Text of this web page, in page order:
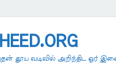
தூய வடிவில் அறிந்திட ஓர்